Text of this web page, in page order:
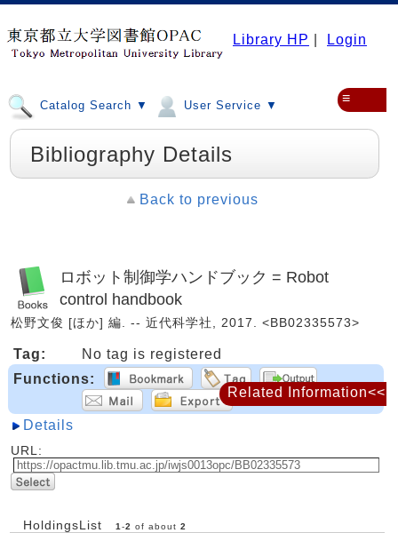
Library HP Login
Catalog Search ▼ User Service ▼ ≡
Bibliography Details
Back to previous
ロボット制御学ハンドブック = Robot
control handbook
松野文俊 [ほか] 編. -- 近代科学社, 2017. <BB02335573>
Tag:
No tag is registered
Functions:
Details
URL:
HoldingsList 1 -2 of about 2
Related Information<<